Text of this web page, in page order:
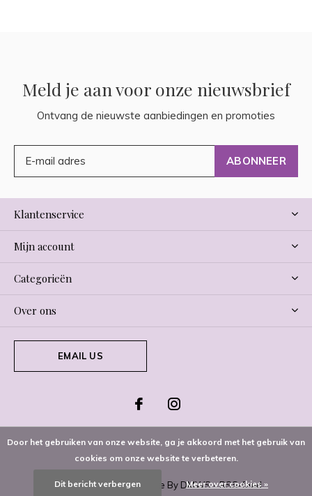
Meld je aan voor onze nieuwsbrief
Ontvang de nieuwste aanbiedingen en promoties
ABONNEER
Klantenservice
Mijn account
Categorieën
Over ons
EMAIL US
© Copyright2026- Theme By DMWS-RSS-feed
Door het gebruiken van onze website, ga je akkoord met het gebruik van
cookies om onze website te verbeteren.
Dit bericht verbergen Meer over cookies »